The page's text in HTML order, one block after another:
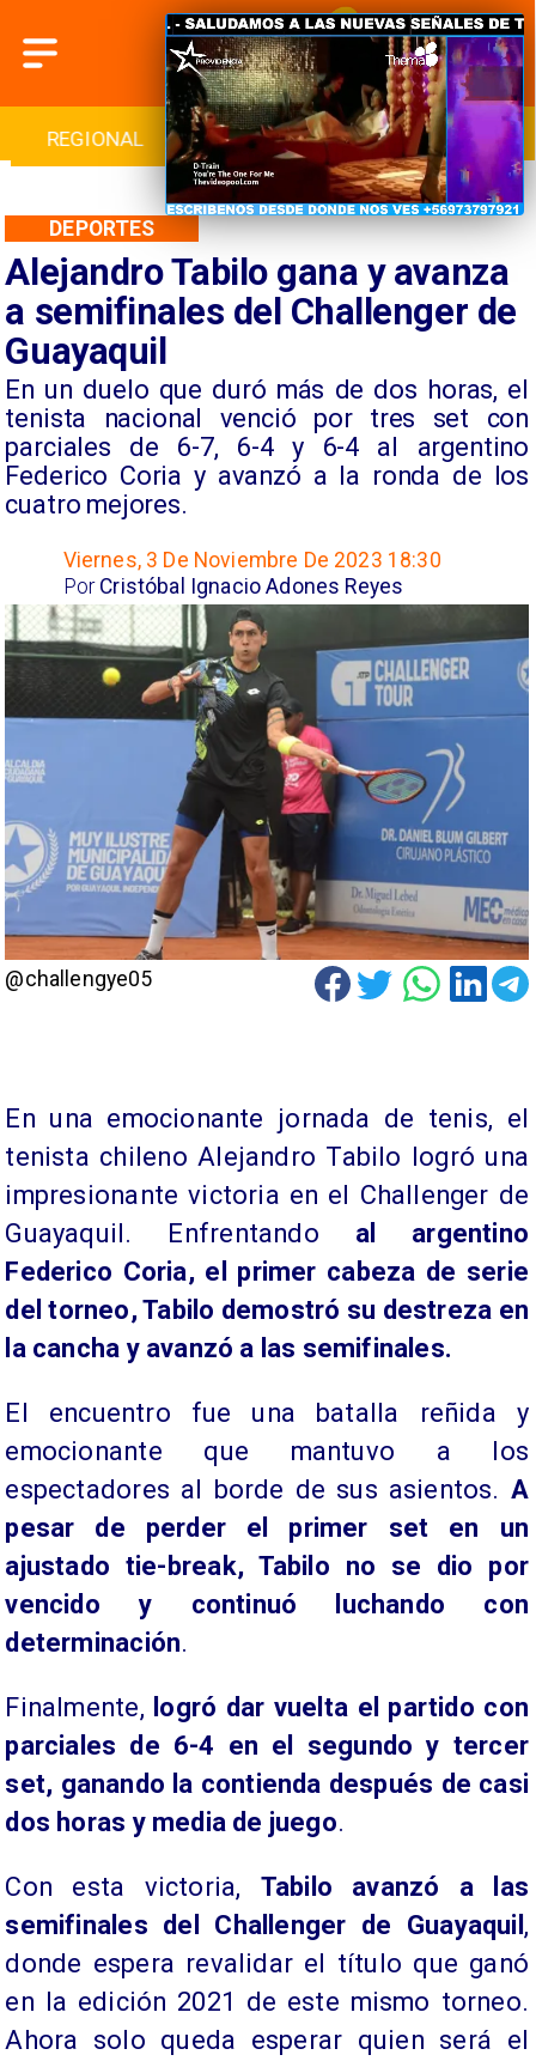
INTERNACIONAL DEPORTES CULTURA
Alejandro Tabilo gana y avanza
a semifinales del Challenger de
Guayaquil
​En un duelo que duró más de dos horas, el
tenista nacional venció por tres set con
parciales de 6-7, 6-4 y 6-4 al argentino
Federico Coria y avanzó a la ronda de los
cuatro mejores.
DEPORTES
Viernes, 3 De Noviembre De 2023 18:30
Cristóbal Ignacio Adones Reyes
Por
@challengye05
En una emocionante jornada de tenis, el
tenista chileno Alejandro Tabilo logró una
impresionante victoria en el Challenger de
Guayaquil. Enfrentando al argentino
Federico Coria, el primer cabeza de serie
del torneo, Tabilo demostró su destreza en
la cancha y avanzó a las semifinales.
El encuentro fue una batalla reñida y
emocionante que mantuvo a los
espectadores al borde de sus asientos. A
pesar de perder el primer set en un
ajustado tie-break, Tabilo no se dio por
vencido y continuó luchando con
determinación.
Finalmente, logró dar vuelta el partido con
parciales de 6-4 en el segundo y tercer
set, ganando la contienda después de casi
dos horas y media de juego.
Con esta victoria, Tabilo avanzó a las
semifinales del Challenger de Guayaquil ,
donde espera revalidar el título que ganó
en la edición 2021 de este mismo torneo.
Ahora solo queda esperar quien será el